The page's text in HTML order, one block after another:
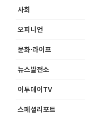
사회
오피니언
문화·라이프
뉴스발전소
이투데이TV
스페셜리포트